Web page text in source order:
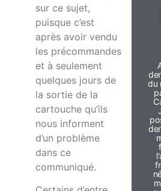
sur ce sujet,
puisque c’est
après avoir vendu
les précommandes
et à seulement
quelques jours de
la sortie de la
cartouche qu’ils
nous informent
d’un problème
dans ce
communiqué.
du